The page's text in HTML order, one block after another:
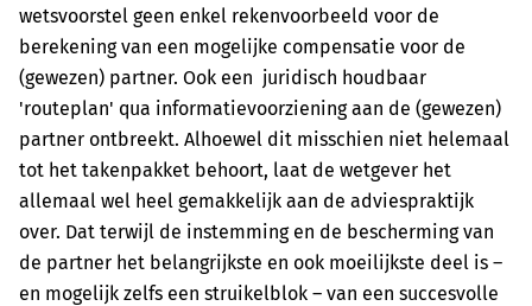
wetsvoorstel geen enkel rekenvoorbeeld voor de
berekening van een mogelijke compensatie voor de
(gewezen) partner. Ook een juridisch houdbaar
'routeplan' qua informatievoorziening aan de (gewezen)
partner ontbreekt. Alhoewel dit misschien niet helemaal
tot het takenpakket behoort, laat de wetgever het
allemaal wel heel gemakkelijk aan de adviespraktijk
over. Dat terwijl de instemming en de bescherming van
de partner het belangrijkste en ook moeilijkste deel is –
en mogelijk zelfs een struikelblok – van een succesvolle